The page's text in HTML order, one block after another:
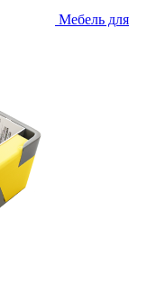
Мебель для